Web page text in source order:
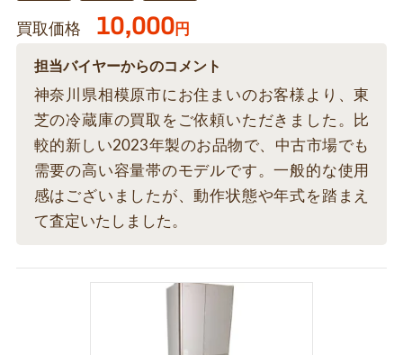
買取価格 10,000円
担当バイヤーからのコメント
神奈川県相模原市にお住まいのお客様より、東
芝の冷蔵庫の買取をご依頼いただきました。比
較的新しい2023年製のお品物で、中古市場でも
需要の高い容量帯のモデルです。一般的な使用
感はございましたが、動作状態や年式を踏まえ
て査定いたしました。